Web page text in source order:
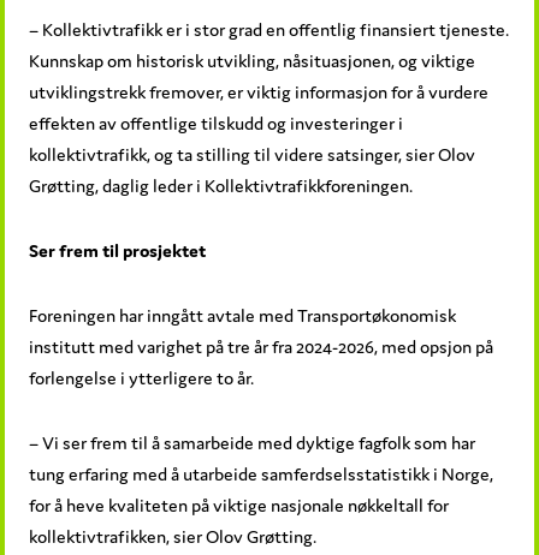
– Kollektivtrafikk er i stor grad en offentlig finansiert tjeneste.
Kunnskap om historisk utvikling, nåsituasjonen, og viktige
utviklingstrekk fremover, er viktig informasjon for å vurdere
effekten av offentlige tilskudd og investeringer i
kollektivtrafikk, og ta stilling til videre satsinger, sier Olov
Grøtting, daglig leder i Kollektivtrafikkforeningen.
Ser frem til prosjektet
Foreningen har inngått avtale med Transportøkonomisk
institutt med varighet på tre år fra 2024-2026, med opsjon på
forlengelse i ytterligere to år.
– Vi ser frem til å samarbeide med dyktige fagfolk som har
tung erfaring med å utarbeide samferdselsstatistikk i Norge,
for å heve kvaliteten på viktige nasjonale nøkkeltall for
kollektivtrafikken, sier Olov Grøtting.